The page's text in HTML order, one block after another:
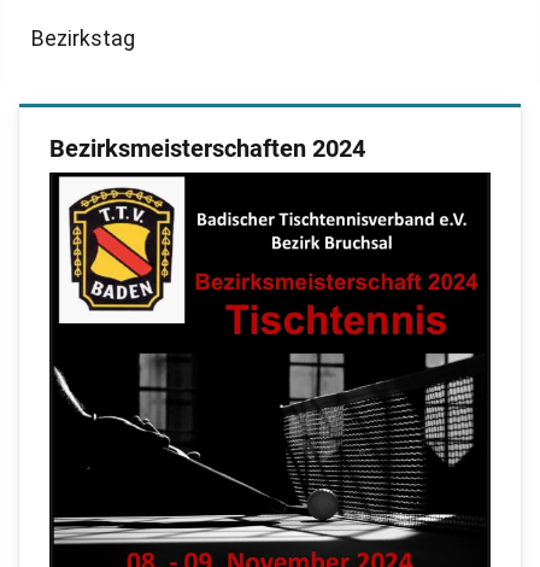
Bezirkstag
Bezirksmeisterschaften 2024